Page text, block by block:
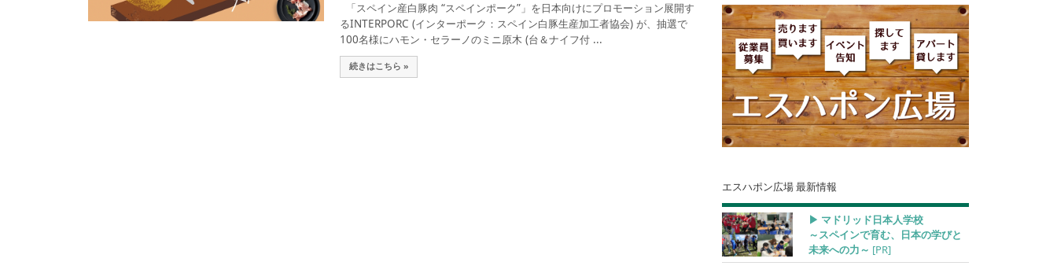
「スペイン産白豚肉 “スペインポーク”」を日本向けにプロモーション展開す
るINTERPORC (インターポーク：スペイン白豚生産加工者協会) が、抽選で
100名様にハモン・セラーノのミニ原木 (台＆ナイフ付 ...
続きはこちら »
エスハポン広場 最新情報
▶︎ マドリッド日本人学校
～スペインで育む、日本の学びと
未来への力～ [PR]